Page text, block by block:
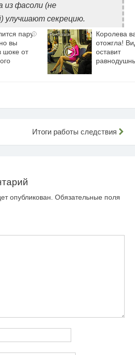
из фасоли (не
улучшают секрецию.
i
пару
вы
шоке от
Королева
отожгла!
оставит
Итоги работы следствия
опубликован. Обязательные поля